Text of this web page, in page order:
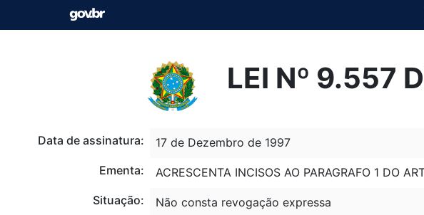
LEI Nº 9.557
Data de assinatura:
17 de Dezembro de 1997
Ementa:
ACRESCENTA INCISOS AO PARAGRAFO 1 DO
Situação:
Não consta revogação expressa